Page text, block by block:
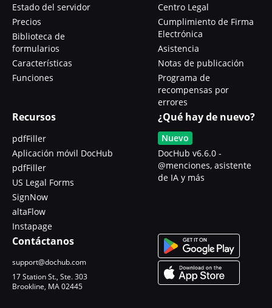
Estado del servidor
Precios
Biblioteca de
formularios
Características
Funciones
Centro Legal
Cumplimiento de Firma
Electrónica
Asistencia
Notas de publicación
Programa de
recompensas por
errores
Recursos
pdfFiller
Aplicación móvil DocHub
pdfFiller
US Legal Forms
SignNow
altaFlow
Instapage
¿Qué hay de nuevo?
Nuevo
DocHub v6.6.0 -
@menciones, asistente
de IA y más
Contáctanos
support@dochub.com
17 Station St., Ste. 303
Brookline, MA 02445